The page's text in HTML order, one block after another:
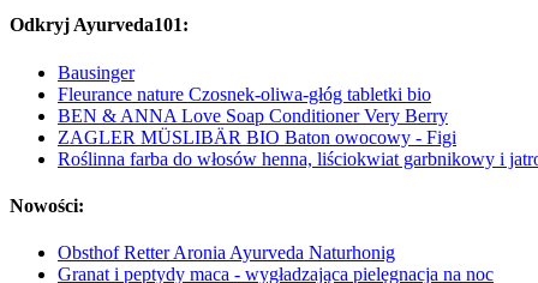
Odkryj Ayurveda101:
Bausinger
Fleurance nature Czosnek-oliwa-głóg tabletki bio
BEN & ANNA Love Soap Conditioner Very Berry
ZAGLER MÜSLIBÄR BIO Baton owocowy - Figi
Roślinna farba do włosów henna, liściokwiat garbnikowy i
Nowości:
Obsthof Retter Aronia Ayurveda Naturhonig
Granat i peptydy maca - wygładzająca pielęgnacja na noc